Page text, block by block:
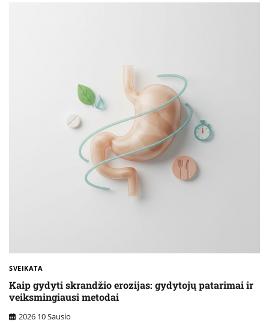
SVEIKATA
Kaip gydyti skrandžio erozijas: gydytojų patarimai ir
veiksmingiausi metodai
2026 10 Sausio